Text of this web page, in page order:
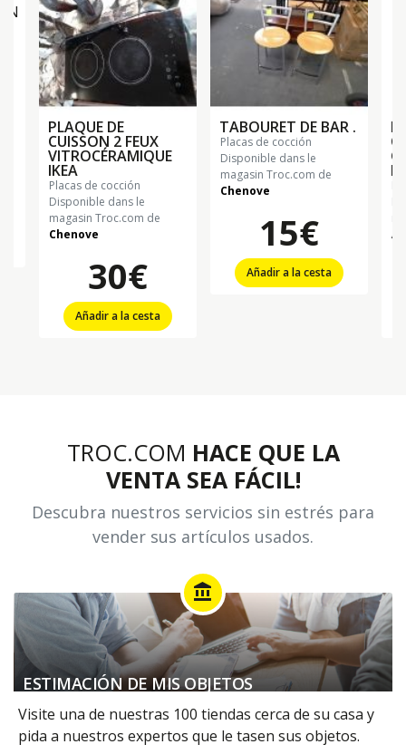
PLAQUE DE
CUISSON 2 FEUX
VITROCÉRAMIQUE
IKEA
placas de cocción
Disponible dans le
magasin Troc.com de
Chenove
30€
Añadir a la cesta
TABOURET DE BAR .
placas de cocción
Disponible dans le
magasin Troc.com de
Chenove
15€
Añadir a la cesta
TROC.COM HACE QUE LA
VENTA SEA FÁCIL!
Descubra nuestros servicios sin estrés para
vender sus artículos usados.
account_balance
ESTIMACIÓN DE MIS OBJETOS
Visite una de nuestras 100 tiendas cerca de su casa y
pida a nuestros expertos que le tasen sus objetos.